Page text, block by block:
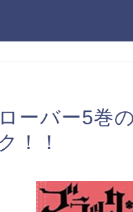
ーバー5巻
！！